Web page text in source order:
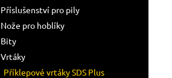
Příslušenství pro pily
Nože pro hoblíky
Bity
Vrtáky
Příklepové vrtáky SDS Plus